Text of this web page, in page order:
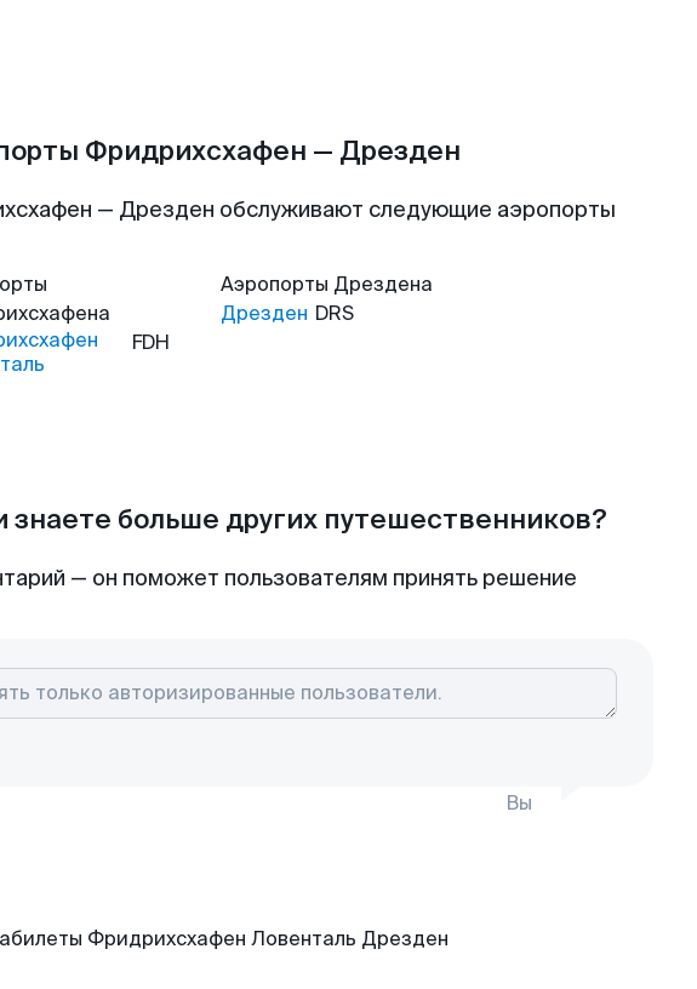
Фридрихсхафен — Дрезден
— Дрезден обслуживают следующие аэропорты
FDH
Аэропорты Дрездена
Дрезден DRS
знаете больше других путешественников?
— он поможет пользователям принять решение
Вы